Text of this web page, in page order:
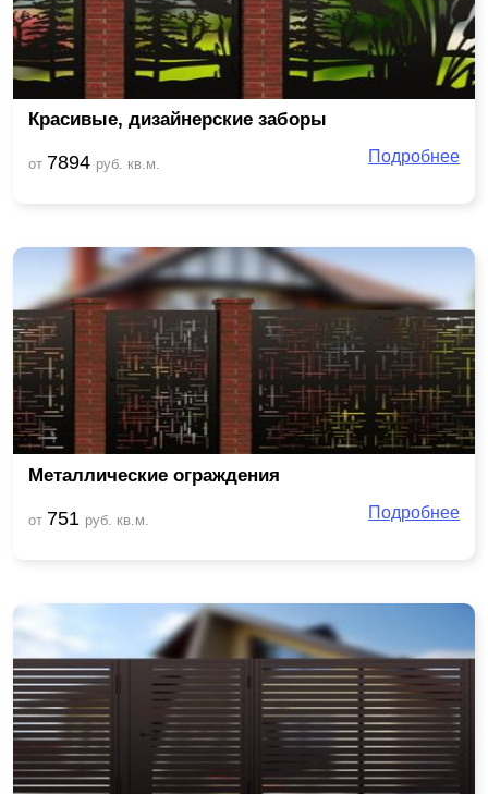
Красивые, дизайнерские заборы
от 7894 руб. кв.м. Подробнее
Металлические ограждения
от 751 руб. кв.м. Подробнее